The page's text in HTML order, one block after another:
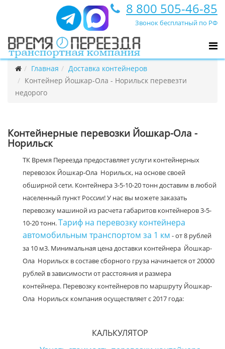
8 800 505-46-85
Звонок бесплатный по РФ
Главная
Доставка контейнеров
Контейнер Йошкар-Ола - Норильск перевезти
недорого
Контейнерные перевозки Йошкар-Ола -
Норильск
ТК Время Переезда предоставляет услуги контейнерных
перевозок Йошкар-Ола Норильск, на основе своей
обширной сети. Контейнера 3-5-10-20 тонн доставим в любой
населенный пункт России! У нас вы можете заказать
перевозку машиной из расчета габаритов контейнеров 3-5-
10-20 тонн.Тариф на перевозку контейнера
автомобильным транспортом за 1 км - от 8 рублей
за 10 м3. Минимальная цена доставки контейнера Йошкар-
Ола Норильск в составе сборного груза начинается от 20000
рублей в зависимости от расстояния и размера
контейнера. Перевозку контейнеров по маршруту Йошкар-
Ола Норильск компания осуществляет с 2017 года:
КАЛЬКУЛЯТОР